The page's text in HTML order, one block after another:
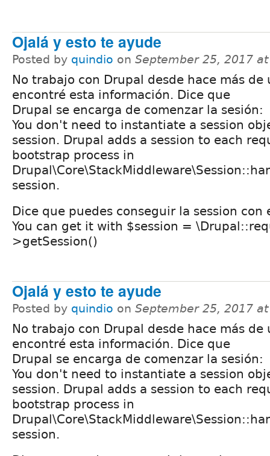
Ojalá y esto te ayude
Posted by quindio on September 25, 2017
No trabajo con Drupal desde hace más de
encontré esta información. Dice que
Drupal se encarga de comenzar la sesión:
You don't need to instantiate a session
session. Drupal adds a session to each
bootstrap process in
session.
Dice que puedes conseguir la session con
You can get it with $session =
>getSession()
Ojalá y esto te ayude
Posted by quindio on September 25, 2017
No trabajo con Drupal desde hace más de
encontré esta información. Dice que
Drupal se encarga de comenzar la sesión:
You don't need to instantiate a session
session. Drupal adds a session to each
bootstrap process in
session.